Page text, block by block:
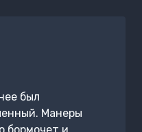
был
Манеры
бормочет и